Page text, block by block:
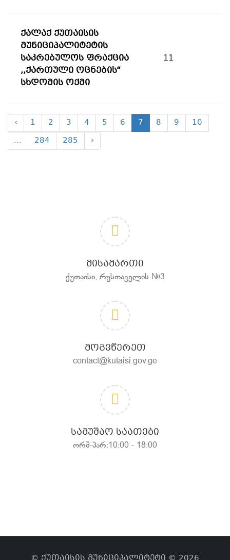
ქალაქ ქუთაისის
მუნიციპალიტეტის
საკრებულოს ფრაქცია
,,ქართული ოცნების“
სხდომის ოქმი
11
‹ 1 2 3 4 5 6 7 8 9
10
...
284 285 ›
ᲛᲘᲡᲐᲛᲐᲠᲗᲘ
ქუთაისი, რუსთაველის №3
ᲛᲝᲒᲕᲬᲔᲠᲔᲗ
contact@kutaisi.gov.ge
ᲡᲐᲛᲣᲨᲐᲝ ᲡᲐᲐᲗᲔᲑᲘ
ორშ-პარ:10:00 - 18:00